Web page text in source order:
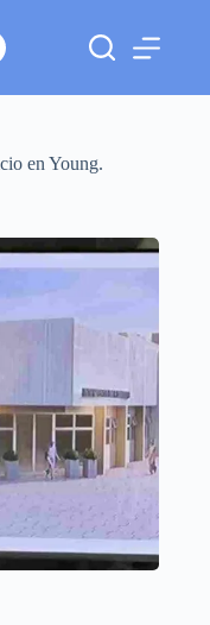
en Young.